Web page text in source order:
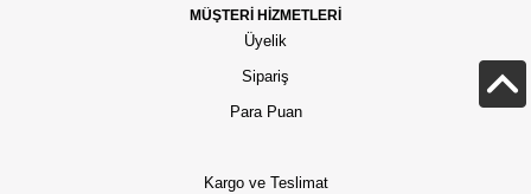
MÜŞTERİ HİZMETLERİ
Üyelik
Sipariş
Para Puan
Kargo ve Teslimat